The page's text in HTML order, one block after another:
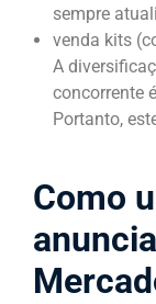
sempre
venda kits
A
concorrente
Portanto,
Como